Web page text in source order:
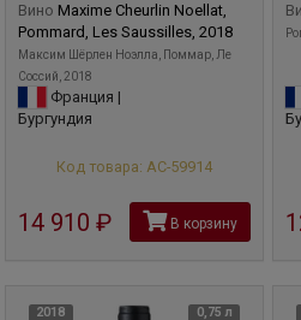
Вино Maxime Cheurlin Noellat,
Pommard, Les Saussilles, 2018
Максим Шёрлен Ноэлла, Поммар, Ле
Соссий, 2018
Франция |
Бургундия
Код товара: АС-59914
14 910 рубВ корзину
2018 0,75 л